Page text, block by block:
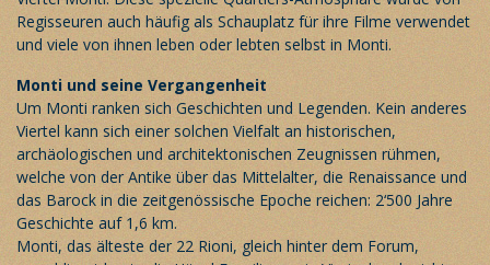
Regisseuren auch häufig als Schauplatz für ihre Filme verwendet
und viele von ihnen leben oder lebten selbst in Monti.
Monti und seine Vergangenheit
Um Monti ranken sich Geschichten und Legenden. Kein anderes
Viertel kann sich einer solchen Vielfalt an historischen,
archäologischen und architektonischen Zeugnissen rühmen,
welche von der Antike über das Mittelalter, die Renaissance und
das Barock in die zeitgenössische Epoche reichen: 2‘500 Jahre
Geschichte auf 1,6 km.
Monti, das älteste der 22 Rioni, gleich hinter dem Forum,